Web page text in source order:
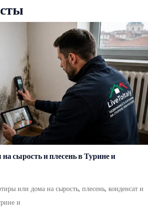
сырость и плесень в Турине и
или дома на сырость, плесень, конденсат и
и